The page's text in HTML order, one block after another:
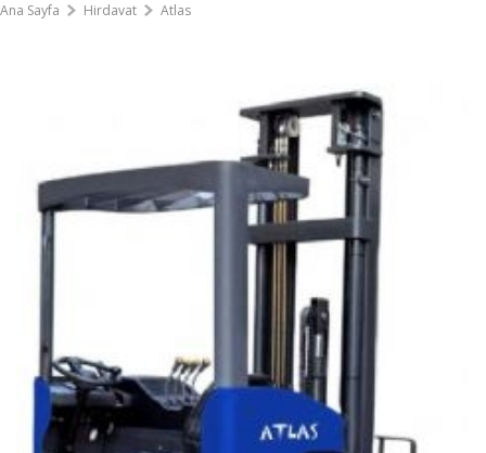
Ana Sayfa Hirdavat Atlas